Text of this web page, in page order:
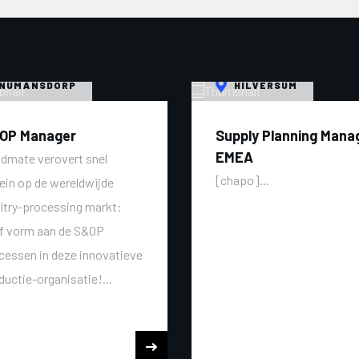
Manager
verovert snel
op de wereldwijde
processing markt:
vorm aan de S&OP
in deze innovatieve
organisatie!...
HILVERSUM
Supply Planning
EMEA
[chapo]...